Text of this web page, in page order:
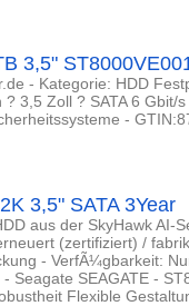
3,5"
- Kategorie: HDD
3,5 Zoll ? SATA 6 Gbit/
-
3,5" SATA 3Year
aus der SkyHawk AI-
(zertifiziert) /
- VerfÃ¼gbarkeit:
Seagate SEAGATE -
Flexible